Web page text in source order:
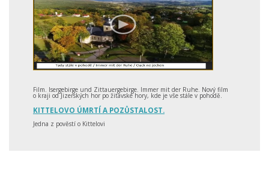
Film. Isergebirge und Zittauergebirge. Immer mit der Ruhe. Nový film
o kraji od Jizerských hor po žitavské hory, kde je vše stále v pohodě.
KITTELOVO ÚMRTÍ A POZŮSTALOST.
Jedna z pověstí o Kittelovi